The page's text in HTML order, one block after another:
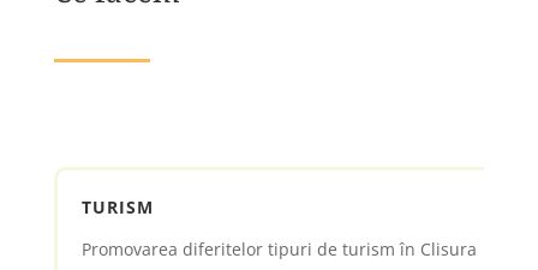
TURISM
Promovarea diferitelor tipuri de turism în Clisura